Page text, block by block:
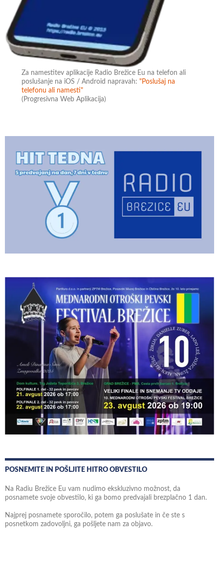
Za namestitev aplikacije Radio Brežice Eu na telefon ali
poslušanje na iOS / Android napravah:"Poslušaj na
telefonu ali namesti"
(Progresivna Web Aplikacija)
POSNEMITE IN POŠLJITE HITRO OBVESTILO
Na Radiu Brežice Eu vam nudimo ekskluzivno možnost, da
posnamete svoje obvestilo, ki ga bomo predvajali brezplačno 1 dan.
Najprej posnamete sporočilo, potem ga poslušate in če ste s
posnetkom zadovoljni, ga pošljete nam za objavo.